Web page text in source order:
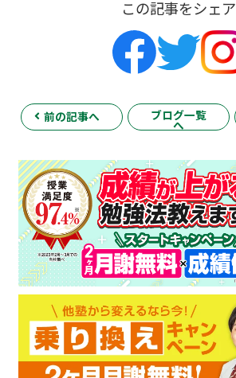
この記事をシェア
前の記事へ ブログ一覧
へ